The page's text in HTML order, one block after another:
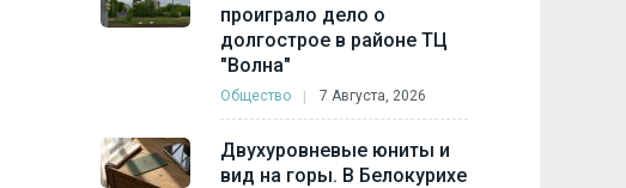
проиграло дело о
долгострое в районе ТЦ
"Волна"
Общество 7 Августа, 2026
Двухуровневые юниты и
вид на горы. В Белокурихе